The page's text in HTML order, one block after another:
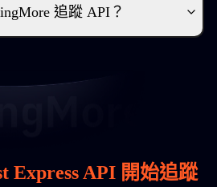
追蹤 API？
Express API 開始追蹤